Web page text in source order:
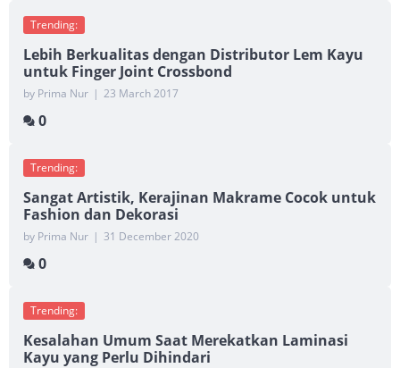
Trending:
Lebih Berkualitas dengan Distributor Lem Kayu
untuk Finger Joint Crossbond
by Prima Nur | 23 March 2017
0
Trending:
Sangat Artistik, Kerajinan Makrame Cocok untuk
Fashion dan Dekorasi
by Prima Nur | 31 December 2020
0
Trending:
Kesalahan Umum Saat Merekatkan Laminasi
Kayu yang Perlu Dihindari